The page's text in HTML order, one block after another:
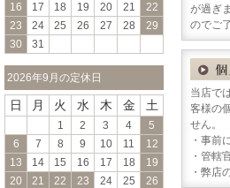
16
17 18 19 20 21
22
23
24 25 26 27 28
29
30
31
2026年9月の定休日
日 月 火 水 木 金 土
1 2 3 4
5
6
7 8 9 10 11
12
13
14 15 16 17 18
19
20
21 22 23 24 25
26
が過ぎ
のでご
当店で
客様の
せん。
・事前
・管轄
・弊店